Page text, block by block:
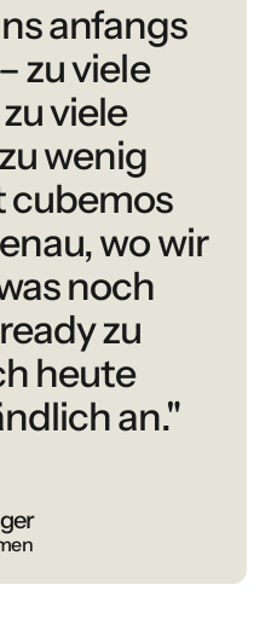
anfangs
zu viele
viele
wenig
cubemos
wo wir
noch
zu
heute
an."